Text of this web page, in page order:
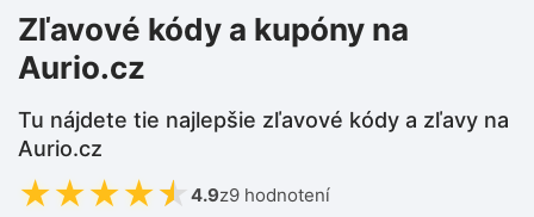
Zľavové kódy a kupóny na
Aurio.cz
Tu nájdete tie najlepšie zľavové kódy a zľavy na
Aurio.cz
★★★★★ 4.9z9 hodnotení